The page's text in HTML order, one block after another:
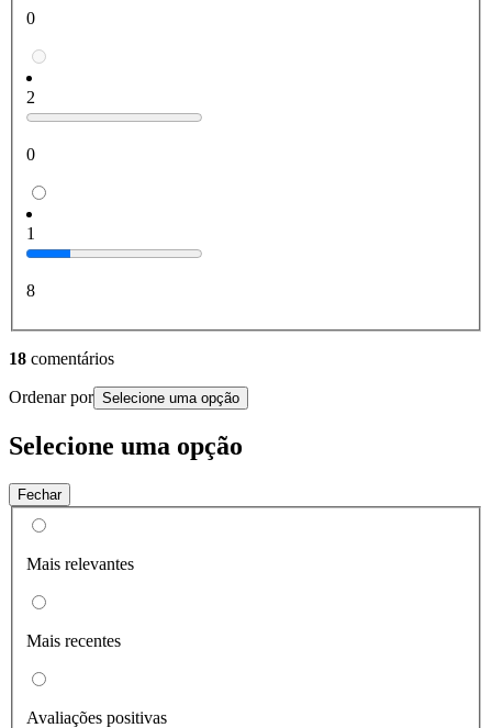
0
2
0
1
8
18 comentários
Ordenar por Selecione uma opção
Selecione uma opção
Fechar
Mais relevantes
Mais recentes
Avaliações positivas